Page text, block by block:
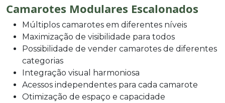
Camarotes Modulares Escalonados
Múltiplos camarotes em diferentes níveis
Maximização de visibilidade para todos
Possibilidade de vender camarotes de diferentes
categorias
Integração visual harmoniosa
Acessos independentes para cada camarote
Otimização de espaço e capacidade